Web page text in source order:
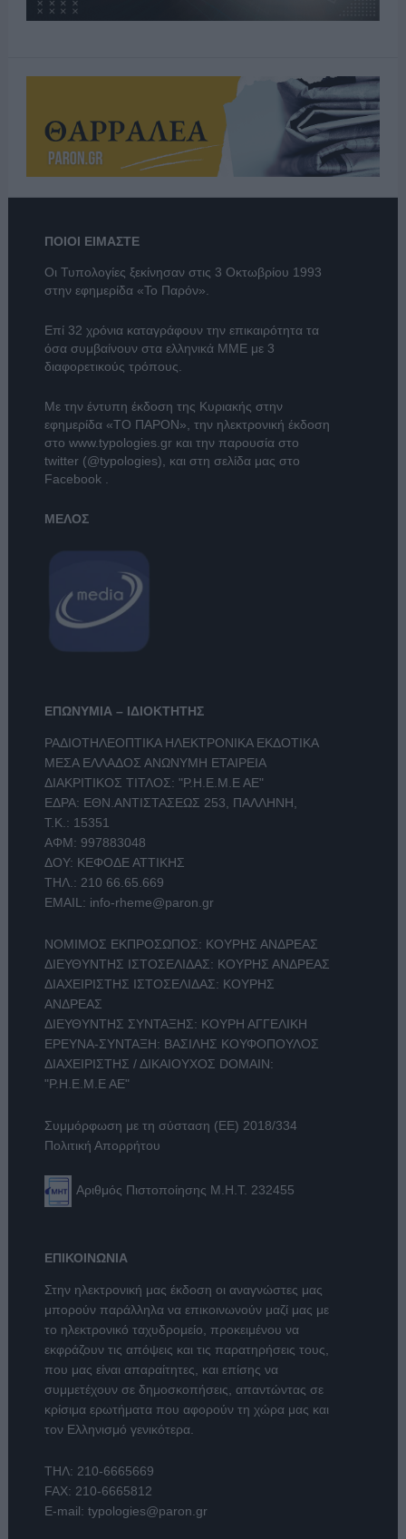
ΠΟΙΟΙ ΕΙΜΑΣΤΕ
Οι Τυπολογίες ξεκίνησαν στις 3 Οκτωβρίου 1993
στην εφημερίδα «Το Παρόν».
Επί 32 χρόνια καταγράφουν την επικαιρότητα τα
όσα συμβαίνουν στα ελληνικά ΜΜΕ με 3
διαφορετικούς τρόπους.
Με την έντυπη έκδοση της Κυριακής στην
εφημερίδα «ΤΟ ΠΑΡΟΝ» , την ηλεκτρονική έκδοση
στο www.typologies.grκαι την παρουσία στο
twitter (@typologies) , και στη σελίδα μας στο
Facebook
ΜΕΛΟΣ
ΕΠΩΝΥΜΙΑ – ΙΔΙΟΚΤΗΤΗΣ
ΡΑΔΙΟΤΗΛΕΟΠΤΙΚΑ ΗΛΕΚΤΡΟΝΙΚΑ ΕΚΔΟΤΙΚΑ
ΜΕΣΑ ΕΛΛΑΔΟΣ ΑΝΩΝΥΜΗ ΕΤΑΙΡΕΙΑ
ΔΙΑΚΡΙΤΙΚΟΣ ΤΙΤΛΟΣ: "Ρ.Η.Ε.Μ.Ε ΑΕ"
ΕΔΡΑ: ΕΘΝ.ΑΝΤΙΣΤΑΣΕΩΣ 253, ΠΑΛΛΗΝΗ,
Τ.Κ.: 15351
ΑΦΜ: 997883048
ΔΟΥ: ΚΕΦΟΔΕ ΑΤΤΙΚΗΣ
ΤΗΛ.: 210 66.65.669
EMAIL: info-rheme@paron.gr
ΝΟΜΙΜΟΣ ΕΚΠΡΟΣΩΠΟΣ: ΚΟΥΡΗΣ ΑΝΔΡΕΑΣ
ΔΙΕΥΘΥΝΤΗΣ ΙΣΤΟΣΕΛΙΔΑΣ: ΚΟΥΡΗΣ ΑΝΔΡΕΑΣ
ΔΙΑΧΕΙΡΙΣΤΗΣ ΙΣΤΟΣΕΛΙΔΑΣ: ΚΟΥΡΗΣ
ΑΝΔΡΕΑΣ
ΔΙΕΥΘΥΝΤΗΣ ΣΥΝΤΑΞΗΣ: ΚΟΥΡΗ ΑΓΓΕΛΙΚΗ
ΕΡΕΥΝΑ-ΣΥΝΤΑΞΗ: ΒΑΣΙΛΗΣ ΚΟΥΦΟΠΟΥΛΟΣ
ΔΙΑΧΕΙΡΙΣΤΗΣ / ΔΙΚΑΙΟΥΧΟΣ DOMAIN:
"Ρ.Η.Ε.Μ.Ε ΑΕ"
Συμμόρφωση με τη σύσταση (ΕΕ) 2018/334
Πολιτική Απορρήτου
Αριθμός Πιστοποίησης Μ.Η.Τ. 232455
ΕΠΙΚΟΙΝΩΝΙΑ
Στην ηλεκτρονική μας έκδοση οι αναγνώστες μας
μπορούν παράλληλα να επικοινωνούν μαζί μας με
το ηλεκτρονικό ταχυδρομείο, προκειμένου να
εκφράζουν τις απόψεις και τις παρατηρήσεις τους,
που μας είναι απαραίτητες, και επίσης να
συμμετέχουν σε δημοσκοπήσεις, απαντώντας σε
κρίσιμα ερωτήματα που αφορούν τη χώρα μας και
τον Ελληνισμό γενικότερα.
ΤΗΛ: 210-6665669
FAX: 210-6665812
E-mail: typologies@paron.gr